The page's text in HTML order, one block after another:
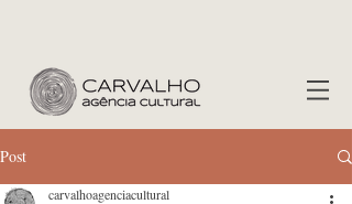
Post
carvalhoagenciacultural